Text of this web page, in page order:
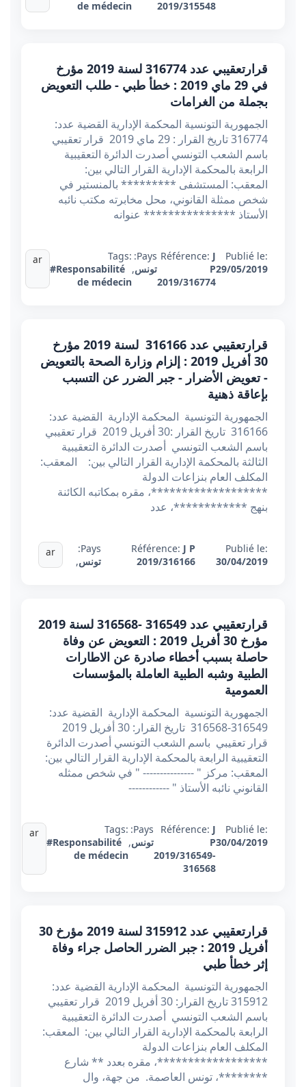
2019/315548
de médecin
قرارتعقيبي عدد 316774 لسنة 2019 مؤرخ
في 29 ماي 2019 : خطأ طبي - طلب التعويض
بجملة من الغرامات
الجمهورية التونسية المحكمة الإدارية القضية عدد:
316774 تاريخ القرار : 29 ماي 2019 قرار تعقيبي
باسم الشعب التونسي أصدرت الدائرة التعقيبية
الرابعة بالمحكمة الإدارية القرار التالي بين:
المعقب: المستشفى ********* بالمنستير في
شخص ممثلة القانوني، محل مخابرته مكتب نائبه
الأستاذ *************** عنوانه
Publié le:
29/05/2019
Référence: J
P
2019/316774
Pays:
تونس,
Tags:
#Responsabilité
de médecin
ar
قرارتعقيبي عدد 316166 ​​​​​​​ لسنة 2019 مؤرخ
30 أفريل 2019 : إلزام وزارة الصحة بالتعويض
- تعويض الأضرار - جبر الضرر عن التسبب
بإعاقة ذهنية
الجمهورية التونسية المحكمة الإدارية القضية عدد:
316166 تاريخ القرار :30 أفريل 2019 قرار تعقيبي
باسم الشعب التونسي أصدرت الدائرة التعقيبية
الثالثة بالمحكمة الإدارية القرار التالي بين: المعقب:
المكلف العام بنزاعات الدولة
*******************، مقره بمكاتبه الكائنة
بنهج ************، عدد
Publié le:
30/04/2019
Référence: J P
2019/316166
Pays:
تونس,
ar
قرارتعقيبي عدد 316549 -316568 لسنة 2019
مؤرخ 30 أفريل 2019 : التعويض عن وفاة
حاصلة بسبب أخطاء صادرة عن الاطارات
الطبية وشبه الطبية العاملة بالمؤسسات
العمومية
الجمهورية التونسية المحكمة الإدارية القضية عدد:
قرار تعقيبي باسم الشعب التونسي أصدرت الدائرة
التعقيبية الرابعة بالمحكمة الإدارية القرار التالي بين:
المعقب: مركز " --------------- " في شخص ممثله
القانوني نائبه الأستاذ " ------------
Publié le:
30/04/2019
Référence: J
P
2019/316549-
316568
Pays:
تونس,
Tags:
#Responsabilité
de médecin
ar
قرارتعقيبي عدد 315912 ​​​​​​​لسنة 2019 مؤرخ 30
أفريل 2019 : جبر الضرر الحاصل جراء وفاة
إثر خطأ طبي
الجمهورية التونسية المحكمة الإدارية القضية عدد:
315912 تاريخ القرار: 30 أفريل 2019 قرار تعقيبي
باسم الشعب التونسي أصدرت الدائرة التعقيبية
الرابعة بالمحكمة الإدارية القرار التالي بين: المعقب:
المكلف العام بنزاعات الدولة
******************، مقره بعدد ** شارع
********، تونس العاصمة. من جهة، وال